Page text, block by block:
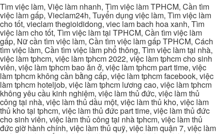
Tìm việc làm, Việc làm nhanh, Tìm việc làm TPHCM, Cần tìm
việc làm gấp, Vieclam24h, Tuyển dụng việc làm, Tìm việc làm
cho tốt, vieclam thegioididong, viec lam bach hoa xanh, Tìm
việc làm cho tốt, Tìm việc làm tại TPHCM, Cần tìm việc làm
gấp, Nữ cần tìm việc làm, Cần tìm việc làm gấp TPHCM, Cách
tìm việc làm, Cần tìm việc làm phổ thông, Tìm việc làm tại nhà,
việc làm tphcm, việc làm tphcm 2022, việc làm tphcm cho sinh
viên, việc làm tphcm bao ăn ở, việc làm tphcm part time, việc
làm tphcm không cần bằng cấp, việc làm tphcm facebook, việc
làm tphcm hoteljob, việc làm tphcm lương cao, việc làm tphcm
không yêu cầu kinh nghiệm, việc làm thủ đức, việc làm thủ
công tại nhà, việc làm thủ dầu một, việc làm thủ kho, việc làm
thủ kho tại tphcm, việc làm thủ đức part time, việc làm thủ đức
cho sinh viên, việc làm thủ công tại nhà tphcm, việc làm thủ
đức giờ hành chính, việc làm thủ quỹ, việc làm quận 7, việc làm